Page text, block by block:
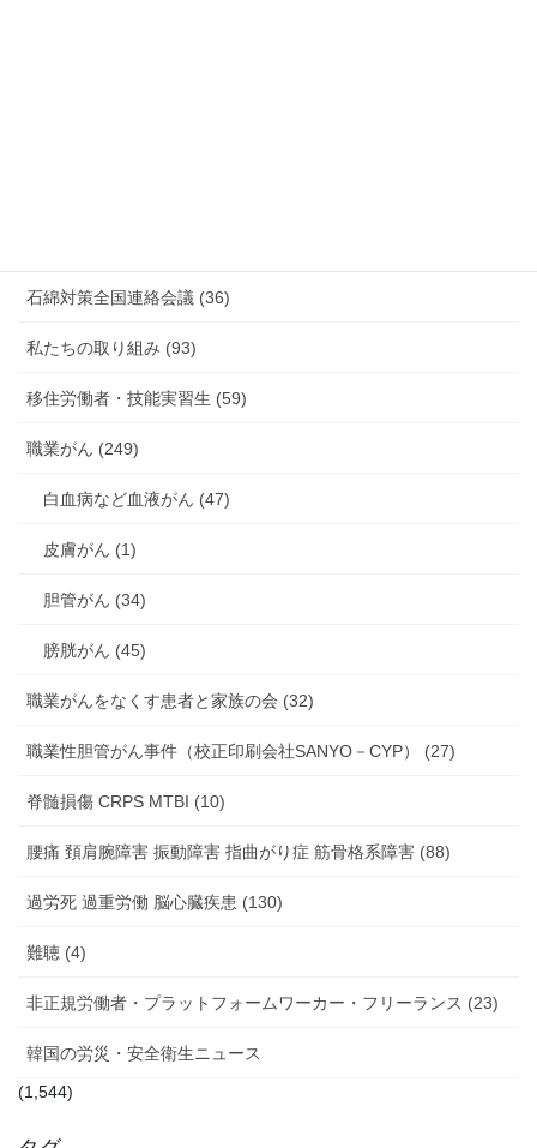
石綿対策全国連絡会議 (36)
私たちの取り組み (93)
移住労働者・技能実習生 (59)
職業がん (249)
白血病など血液がん (47)
皮膚がん (1)
胆管がん (34)
膀胱がん (45)
職業がんをなくす患者と家族の会 (32)
職業性胆管がん事件（校正印刷会社SANYO－CYP） (27)
脊髄損傷 CRPS MTBI (10)
腰痛 頚肩腕障害 振動障害 指曲がり症 筋骨格系障害 (88)
過労死 過重労働 脳心臓疾患 (130)
難聴 (4)
非正規労働者・プラットフォームワーカー・フリーランス (23)
韓国の労災・安全衛生ニュース
(1,544)